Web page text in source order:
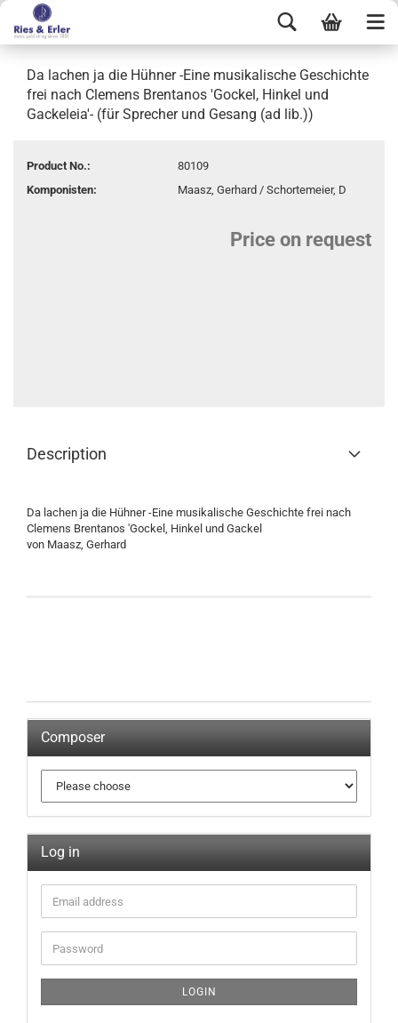
Da lachen ja die Hühner -Eine musikalische Geschichte
frei nach Clemens Brentanos 'Gockel, Hinkel und
Gackeleia'- (für Sprecher und Gesang (ad lib.))
Product No.:
80109
Komponisten:
Maasz, Gerhard / Schortemeier, D
Price on request
Description
Da lachen ja die Hühner -Eine musikalische Geschichte frei nach
Clemens Brentanos 'Gockel, Hinkel und Gackel
von Maasz, Gerhard
Composer
Log in
LOGIN